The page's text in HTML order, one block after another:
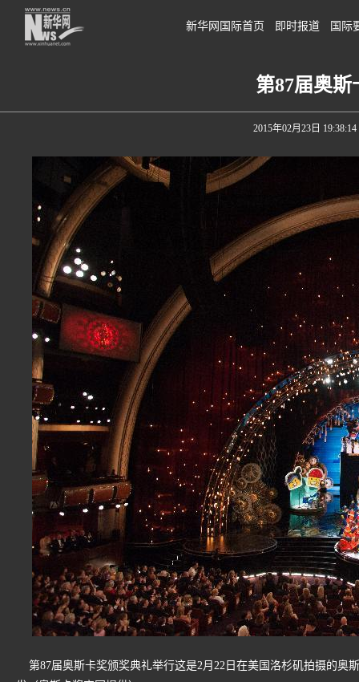
新华网国际首页 即时报道 国际
第87届奥
2015年02月23日 19:38:14
第87届奥斯卡奖颁奖典礼举行这是2月22日在美国洛杉矶拍摄的奥